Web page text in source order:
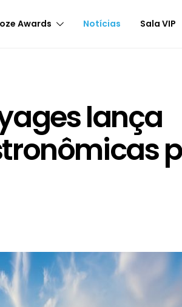
Awards Notícias Sala VIP
lança